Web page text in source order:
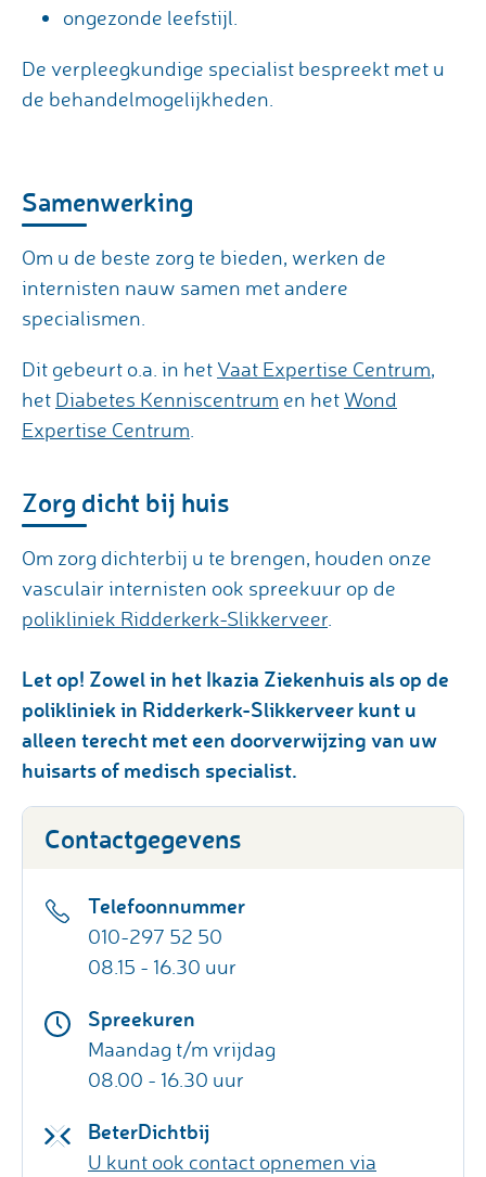
ongezonde leefstijl.
De verpleegkundige specialist bespreekt met u
de behandelmogelijkheden.
Samenwerking
Om u de beste zorg te bieden, werken de
internisten nauw samen met andere
specialismen.
Dit gebeurt o.a. in hetVaat Expertise Centrum,
het Diabetes Kenniscentrum en het Wond
Expertise Centrum.
Zorg dicht bij huis
Om zorg dichterbij u te brengen, houden onze
vasculair internisten ook spreekuur op de
polikliniek Ridderkerk-Slikkerveer
Let op! Zowel in het Ikazia Ziekenhuis als op de
polikliniek in Ridderkerk-Slikkerveer kunt u
alleen terecht met een doorverwijzing van uw
huisarts of medisch specialist.
Contactgegevens
Telefoonnummer
010-297 52 50
08.15 - 16.30 uur
Spreekuren
Maandag t/m vrijdag
08.00 - 16.30 uur
BeterDichtbij
U kunt ook contact opnemen via